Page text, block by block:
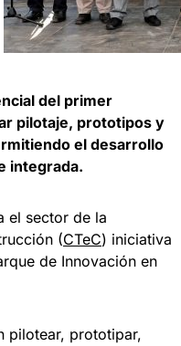
del primer
pilotaje, prototipos y
el desarrollo
integrada.
el sector de la
(CTeC) iniciativa
de Innovación en
pilotear, prototipar,